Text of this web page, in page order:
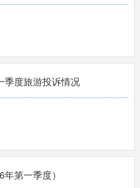
季度旅游投诉情况
第一季度）